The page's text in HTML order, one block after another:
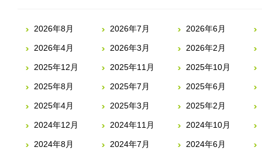
2026年8月 2026年7月 2026年6月
2026年4月 2026年3月 2026年2月
2025年12月 2025年11月 2025年10月
2025年8月 2025年7月 2025年6月
2025年4月 2025年3月 2025年2月
2024年12月 2024年11月 2024年10月
2024年8月 2024年7月 2024年6月